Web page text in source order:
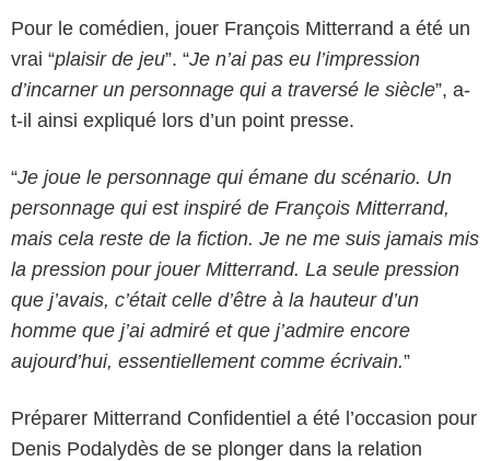
Pour le comédien, jouer François Mitterrand a été un
vrai “plaisir de jeu”. “Je n’ai pas eu l’impression
d’incarner un personnage qui a traversé le siècle”, a-
t-il ainsi expliqué lors d’un point presse.
“Je joue le personnage qui émane du scénario. Un
personnage qui est inspiré de François Mitterrand,
mais cela reste de la fiction. Je ne me suis jamais mis
la pression pour jouer Mitterrand. La seule pression
que j’avais, c’était celle d’être à la hauteur d’un
homme que j’ai admiré et que j’admire encore
aujourd’hui, essentiellement comme écrivain.”
Préparer Mitterrand Confidentiel a été l’occasion pour
Denis Podalydès de se plonger dans la relation